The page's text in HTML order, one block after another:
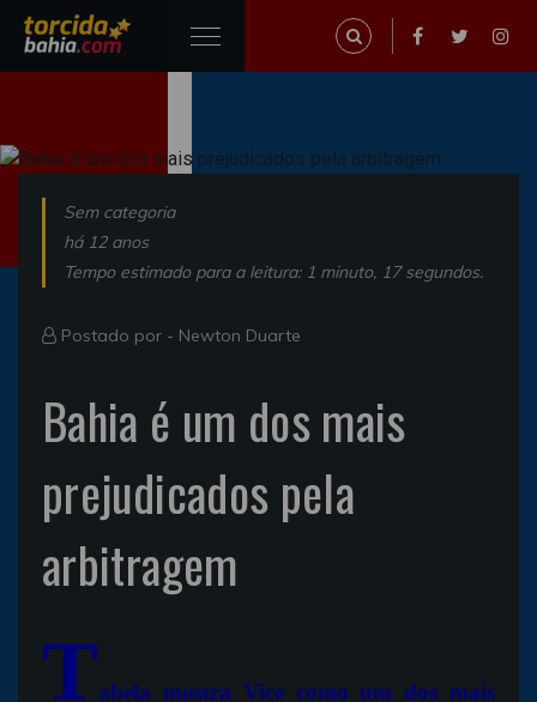
Sem categoria
há 12 anos
Tempo estimado para a leitura: 1 minuto, 17 segundos.
Postado por - Newton Duarte
Bahia é um dos mais
prejudicados pela
arbitragem
Tabela mostra Vice como um dos mais